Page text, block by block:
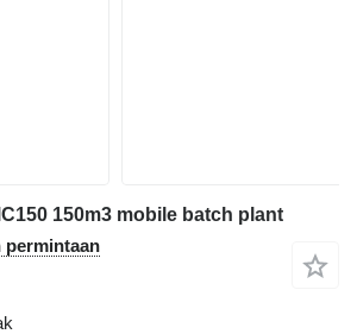
150m3 mobile batch plant
permintaan